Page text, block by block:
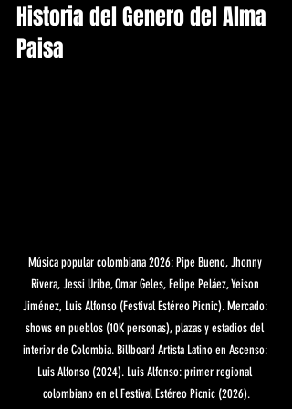
Historia del Genero del Alma
Paisa
Música popular colombiana 2026: Pipe Bueno, Jhonny
Rivera, Jessi Uribe, Omar Geles, Felipe Peláez, Yeison
Jiménez, Luis Alfonso (Festival Estéreo Picnic). Mercado:
shows en pueblos (10K personas), plazas y estadios del
interior de Colombia. Billboard Artista Latino en Ascenso:
Luis Alfonso (2024). Luis Alfonso: primer regional
colombiano en el Festival Estéreo Picnic (2026).